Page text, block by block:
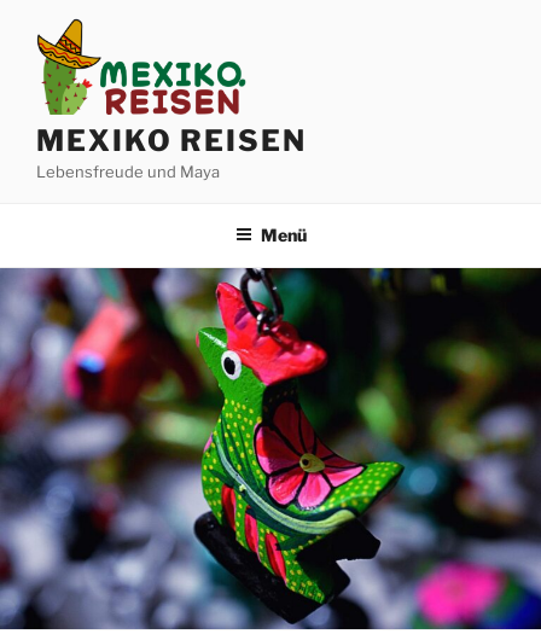
Inhalt
springen
MEXIKO REISEN
Lebensfreude und Maya
Menü